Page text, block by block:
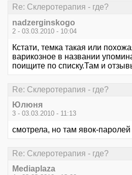
Re: Склеротерапия - где?
nadzerginskogo
2 - 03.03.2010 - 10:04
Кстати, темка такая или
варикозное в названии
поищите по списку.Там и
Re: Склеротерапия - где?
Юлюня
3 - 03.03.2010 - 11:13
смотрела, но там явок-паролей
Re: Склеротерапия - где?
Mediaplaza